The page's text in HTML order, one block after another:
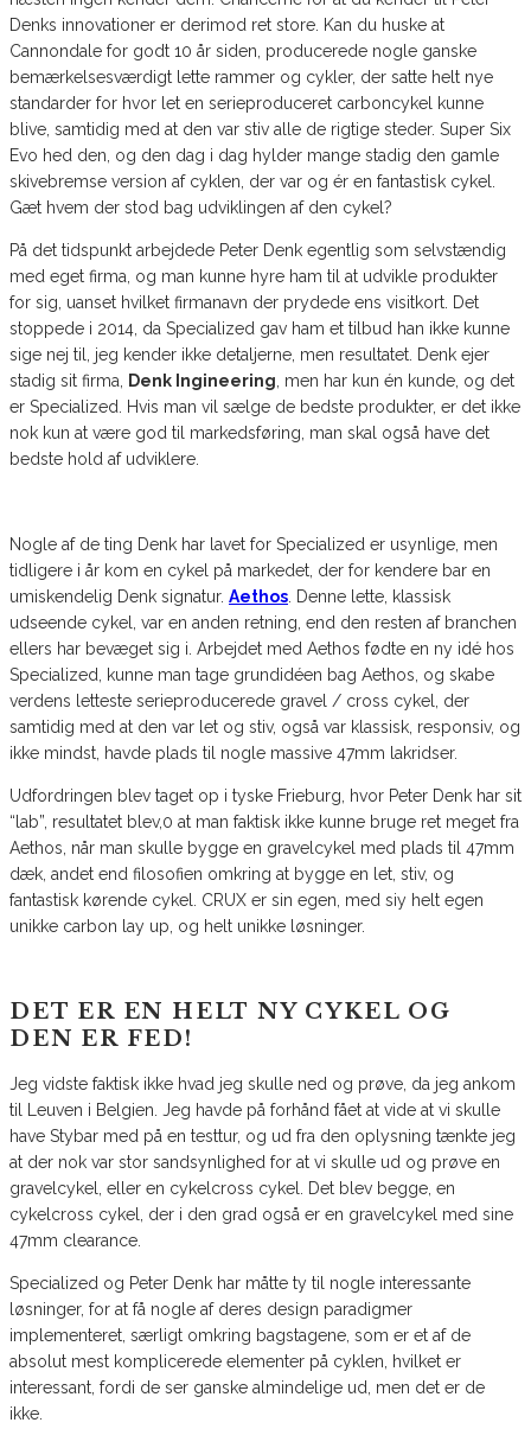
Denks innovationer er derimod ret store. Kan du huske at
Cannondale for godt 10 år siden, producerede nogle ganske
bemærkelsesværdigt lette rammer og cykler, der satte helt nye
standarder for hvor let en serieproduceret carboncykel kunne
blive, samtidig med at den var stiv alle de rigtige steder. Super Six
Evo hed den, og den dag i dag hylder mange stadig den gamle
skivebremse version af cyklen, der var og ér en fantastisk cykel.
Gæt hvem der stod bag udviklingen af den cykel?
På det tidspunkt arbejdede Peter Denk egentlig som selvstændig
med eget firma, og man kunne hyre ham til at udvikle produkter
for sig, uanset hvilket firmanavn der prydede ens visitkort. Det
stoppede i 2014, da Specialized gav ham et tilbud han ikke kunne
sige nej til, jeg kender ikke detaljerne, men resultatet. Denk ejer
stadig sit firma, Denk Ingineering , men har kun én kunde, og det
er Specialized. Hvis man vil sælge de bedste produkter, er det ikke
nok kun at være god til markedsføring, man skal også have det
bedste hold af udviklere.
Nogle af de ting Denk har lavet for Specialized er usynlige, men
tidligere i år kom en cykel på markedet, der for kendere bar en
umiskendelig Denk signatur. Aethos . Denne lette, klassisk
udseende cykel, var en anden retning, end den resten af branchen
ellers har bevæget sig i. Arbejdet med Aethos fødte en ny idé hos
Specialized, kunne man tage grundidéen bag Aethos, og skabe
verdens letteste serieproducerede gravel / cross cykel, der
samtidig med at den var let og stiv, også var klassisk, responsiv, og
ikke mindst, havde plads til nogle massive 47mm lakridser.
Udfordringen blev taget op i tyske Frieburg, hvor Peter Denk har sit
“lab”, resultatet blev,0 at man faktisk ikke kunne bruge ret meget fra
Aethos, når man skulle bygge en gravelcykel med plads til 47mm
dæk, andet end filosofien omkring at bygge en let, stiv, og
fantastisk kørende cykel. CRUX er sin egen, med siy helt egen
unikke carbon lay up, og helt unikke løsninger.
DET ER EN HELT NY CYKEL OG
DEN ER FED!
Jeg vidste faktisk ikke hvad jeg skulle ned og prøve, da jeg ankom
til Leuven i Belgien. Jeg havde på forhånd fået at vide at vi skulle
have Stybar med på en testtur, og ud fra den oplysning tænkte jeg
at der nok var stor sandsynlighed for at vi skulle ud og prøve en
gravelcykel, eller en cykelcross cykel. Det blev begge, en
cykelcross cykel, der i den grad også er en gravelcykel med sine
47mm clearance.
Specialized og Peter Denk har måtte ty til nogle interessante
løsninger, for at få nogle af deres design paradigmer
implementeret, særligt omkring bagstagene, som er et af de
absolut mest komplicerede elementer på cyklen, hvilket er
interessant, fordi de ser ganske almindelige ud, men det er de
ikke.